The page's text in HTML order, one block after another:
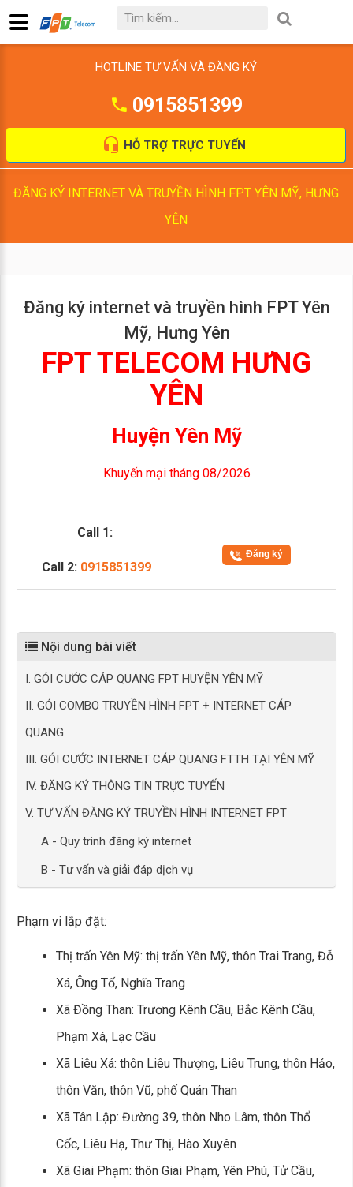
HOTLINE TƯ VẤN VÀ ĐĂNG KÝ
0915851399
HỖ TRỢ TRỰC TUYẾN
ĐĂNG KÝ INTERNET VÀ TRUYỀN HÌNH FPT YÊN MỸ, HƯNG
YÊN
Đăng ký internet và truyền hình FPT Yên
Mỹ, Hưng Yên
FPT TELECOM HƯNG
YÊN
Huyện Yên Mỹ
Khuyến mại tháng 08/2026
Call 1:
Call 2: 0915851399
Đăng ký
Nội dung bài viết
I. GÓI CƯỚC CÁP QUANG FPT HUYỆN YÊN MỸ
II. GÓI COMBO TRUYỀN HÌNH FPT + INTERNET CÁP
QUANG
III. GÓI CƯỚC INTERNET CÁP QUANG FTTH TẠI YÊN MỸ
IV. ĐĂNG KÝ THÔNG TIN TRỰC TUYẾN
V. TƯ VẤN ĐĂNG KÝ TRUYỀN HÌNH INTERNET FPT
A - Quy trình đăng ký internet
B - Tư vấn và giải đáp dịch vụ
Phạm vi lắp đặt:
Thị trấn Yên Mỹ: thị trấn Yên Mỹ, thôn Trai Trang, Đỗ
Xá, Ông Tố, Nghĩa Trang
Xã Đồng Than: Trương Kênh Cầu, Bắc Kênh Cầu,
Phạm Xá, Lạc Cầu
Xã Liêu Xá: thôn Liêu Thượng, Liêu Trung, thôn Hảo,
thôn Văn, thôn Vũ, phố Quán Than
Xã Tân Lập: Đường 39, thôn Nho Lâm, thôn Thổ
Cốc, Liêu Hạ, Thư Thị, Hào Xuyên
Xã Giai Phạm: thôn Giai Phạm, Yên Phú, Tử Cầu,